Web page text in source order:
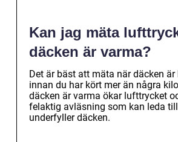
Kan jag mäta
däcken är varma?
Det är bäst att mäta när däcken
innan du har kört mer än några
däcken är varma ökar lufttrycket
felaktig avläsning som kan leda
underfyller däcken.